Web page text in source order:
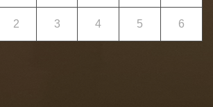
2 3 4 5 6